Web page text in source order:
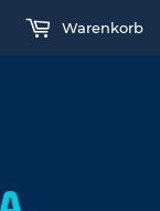
Warenkorb